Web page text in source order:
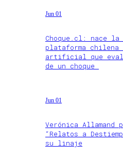
Jun 01
Choque.cl: nace la
plataforma
artificial que
de un choque
Jun 01
Verónica Allamand
“Relatos a
su linaje